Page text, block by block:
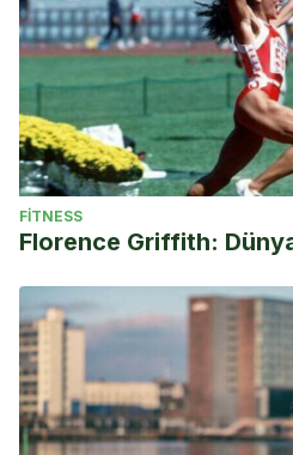
FITNESS
Florence Griffith: